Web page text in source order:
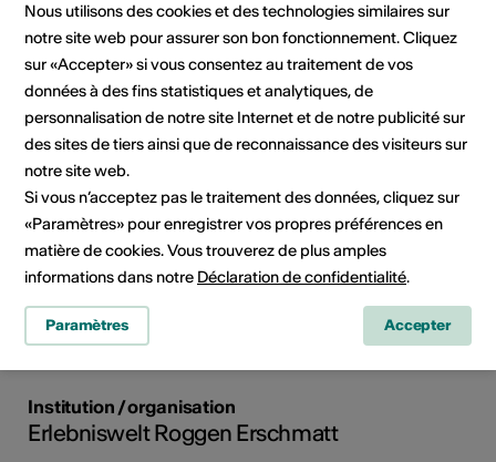
Kreuzstrasse 15, 3957 Erschmatt
Planifier un itinéraire
Transports publics
Institution / organisation
Erlebniswelt Roggen Erschmatt
Nous utilisons des cookies et des technologies similaires sur
notre site web pour assurer son bon fonctionnement. Cliquez
sur «Accepter» si vous consentez au traitement de vos
données à des fins statistiques et analytiques, de
personnalisation de notre site Internet et de notre publicité sur
des sites de tiers ainsi que de reconnaissance des visiteurs sur
notre site web.
Si vous n’acceptez pas le traitement des données, cliquez sur
«Paramètres» pour enregistrer vos propres préférences en
matière de cookies. Vous trouverez de plus amples
informations dans notre Déclaration de confidentialité.
Paramètres Accepter